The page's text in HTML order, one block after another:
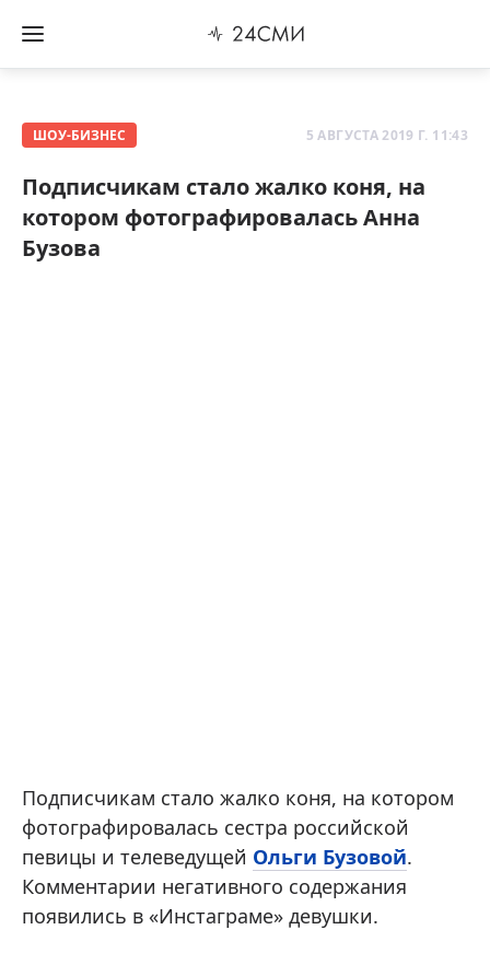
ШОУ-БИЗНЕС 5 АВГУСТА 2019 Г. 11:43
Подписчикам стало жалко коня, на
котором фотографировалась Анна
Бузова
Подписчикам стало жалко коня, на котором
фотографировалась сестра российской
певицы и телеведущей Ольги Бузовой.
Комментарии негативного содержания
появились в «Инстаграме» девушки.